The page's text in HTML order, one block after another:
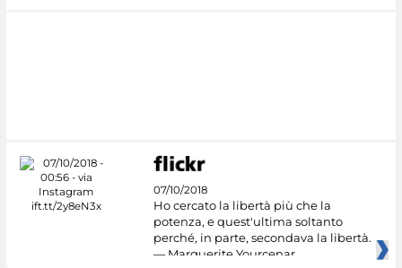
07/10/2018
Ho cercato la libertà più che la
potenza, e quest'ultima soltanto
perché, in parte, secondava la libertà.
— Marguerite Yourcenar